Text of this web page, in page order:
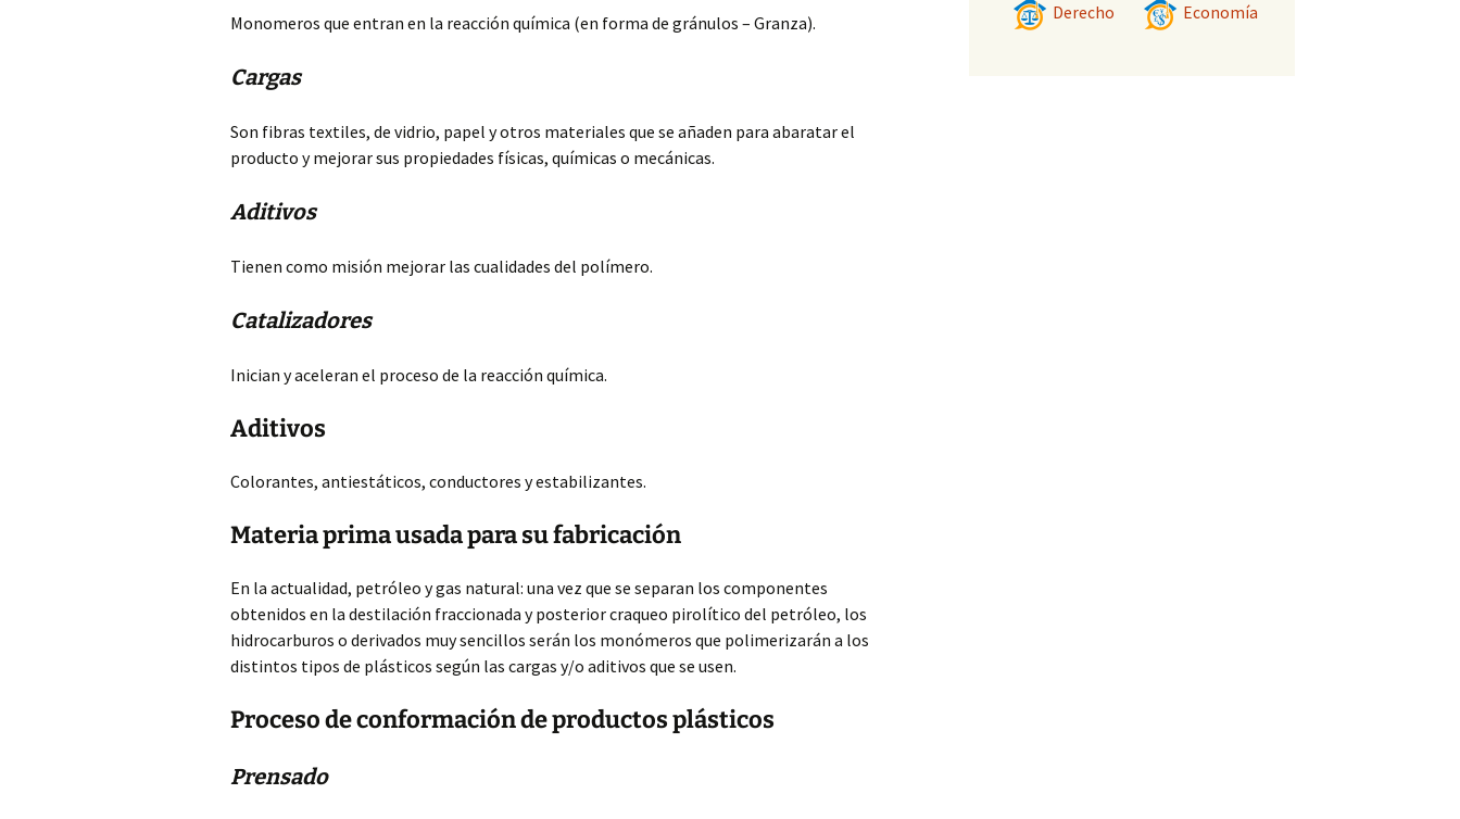
Monomeros que entran en la reacción química (en forma de gránulos – Granza).
Cargas
Son fibras textiles, de vidrio, papel y otros materiales que se añaden para abaratar el
producto y mejorar sus propiedades físicas, químicas o mecánicas.
Aditivos
Tienen como misión mejorar las cualidades del polímero.
Catalizadores
Inician y aceleran el proceso de la reacción química.
Aditivos
Colorantes, antiestáticos, conductores y estabilizantes.
Materia prima usada para su fabricación
En la actualidad, petróleo y gas natural: una vez que se separan los componentes
obtenidos en la destilación fraccionada y posterior craqueo pirolítico del petróleo, los
hidrocarburos o derivados muy sencillos serán los monómeros que polimerizarán a los
distintos tipos de plásticos según las cargas y/o aditivos que se usen.
Proceso de conformación de productos plásticos
Prensado
Derecho Economía